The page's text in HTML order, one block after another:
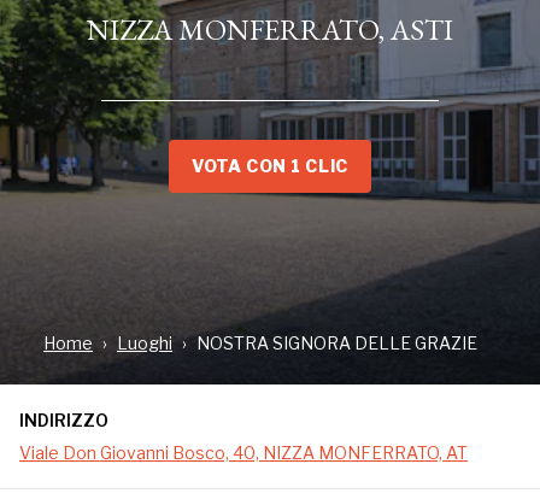
NIZZA MONFERRATO, ASTI
VOTA CON 1 CLIC
Home Luoghi NOSTRA SIGNORA DELLE GRAZIE
INDIRIZZO
Viale Don Giovanni Bosco, 40, NIZZA MONFERRATO, AT
Viale Don Giovanni Bosco, 40, NIZZA MONFERRATO, AT